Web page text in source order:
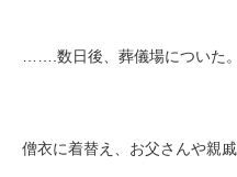
…….数日後、葬儀場についた。
僧衣に着替え、お父さんや親